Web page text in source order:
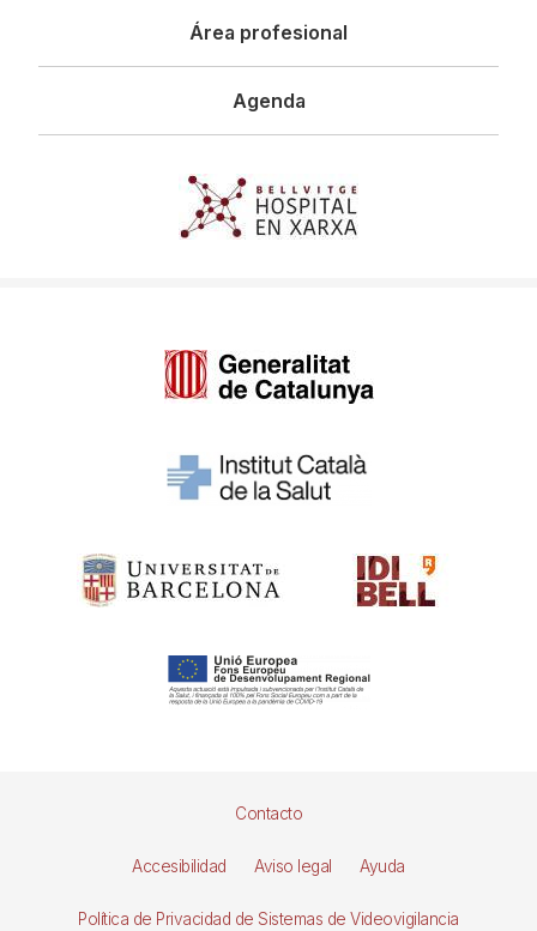
Área profesional
Agenda
Contacto
Accesibilidad Aviso legal Ayuda
Política de Privacidad de Sistemas de Videovigilancia